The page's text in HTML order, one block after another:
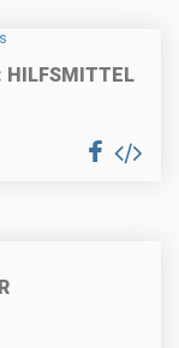
HILFSMITTEL